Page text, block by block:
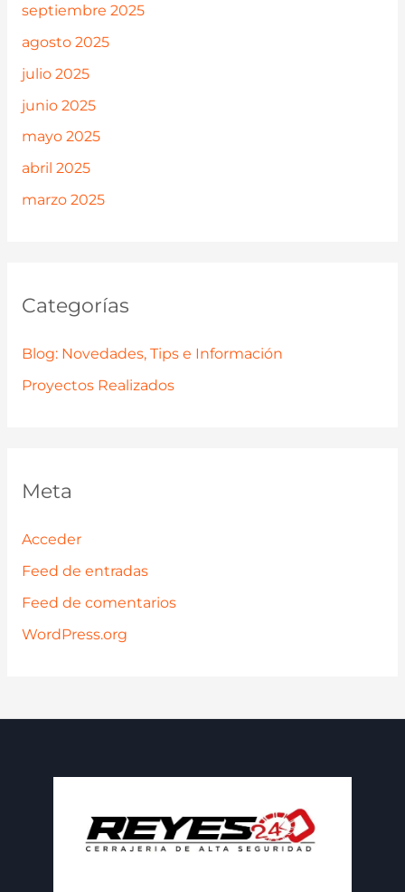
septiembre 2025
agosto 2025
julio 2025
junio 2025
mayo 2025
abril 2025
marzo 2025
Categorías
Blog: Novedades, Tips e Información
Proyectos Realizados
Meta
Acceder
Feed de entradas
Feed de comentarios
WordPress.org